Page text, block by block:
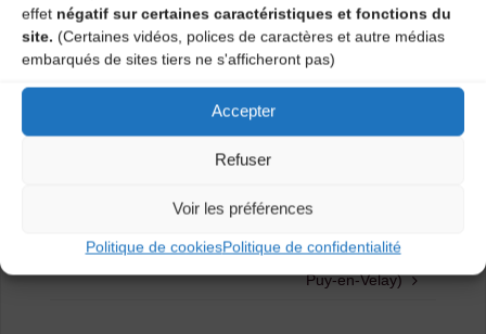
effet négatif sur certaines caractéristiques et fonctions du
site. (Certaines vidéos, polices de caractères et autre médias
embarqués de sites tiers ne s'afficheront pas)
Accepter
Refuser
Voir les préférences
Politique de cookiesPolitique de confidentialité
Rens :04 71 02 92 53 –cdmdt43.mail@gmail.com
Catégories
Agenda
Bal trad’ & irlandais (Araules)
Festival Lo Festenal – Calandreta Velava (Le
Puy-en-Velay)